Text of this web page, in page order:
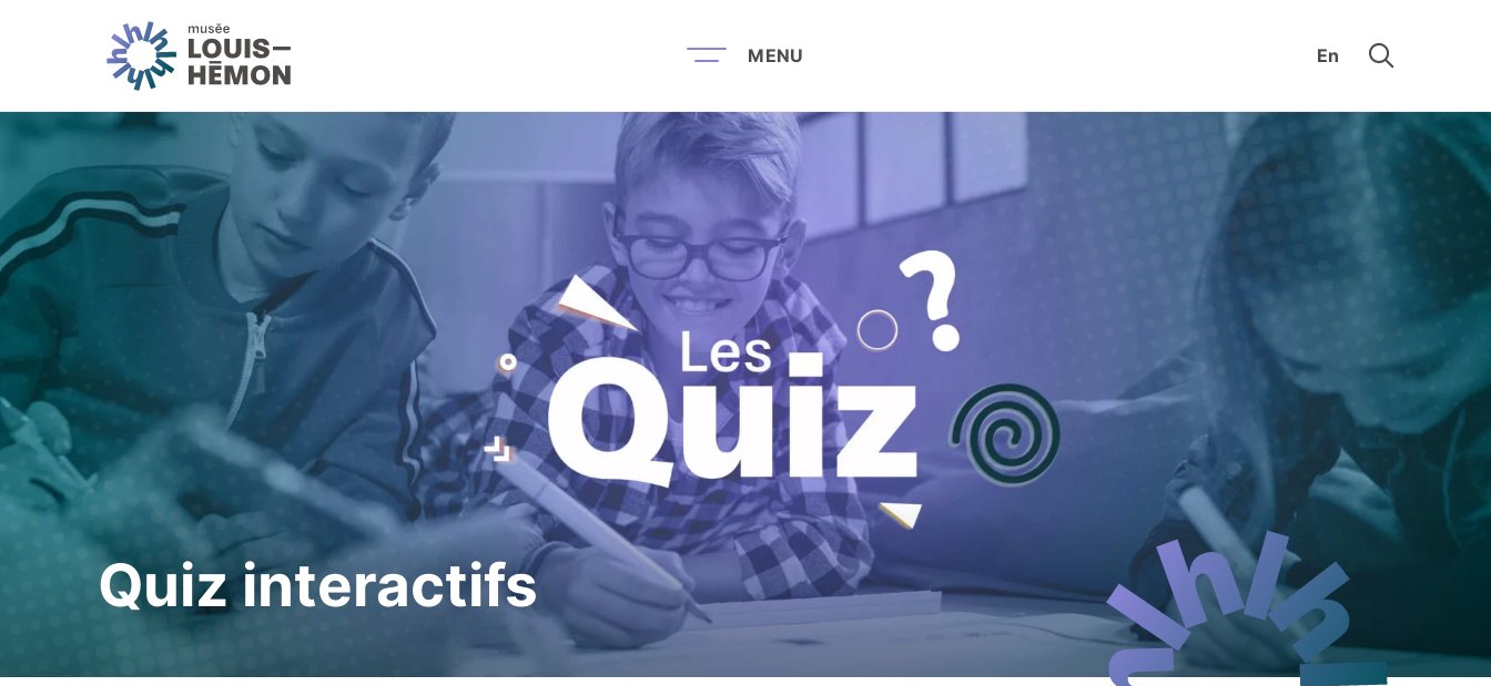
MENU
Visitez-nous
Horaire et tarifs
Accessibilité et services
Expositions et activités
Prévoyez votre séjour
Contactez-nous
Zone Louis
Hémon
collections
Boutique-
librairie
Appuyez le
musée
Actualités Partenaires
En
Recherche par mots-clés
Quiz interactifs